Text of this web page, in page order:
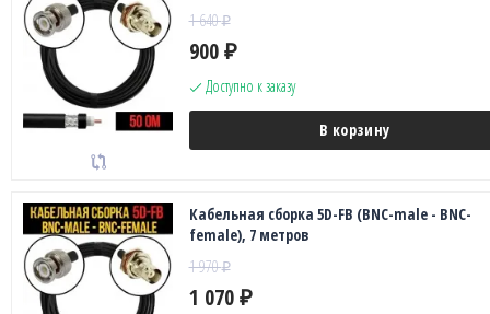
1 640₽
900 ₽
Доступно к заказу
В корзину
Кабельная сборка 5D-FB (BNC-male - BNC-
female), 7 метров
1 970₽
1 070 ₽